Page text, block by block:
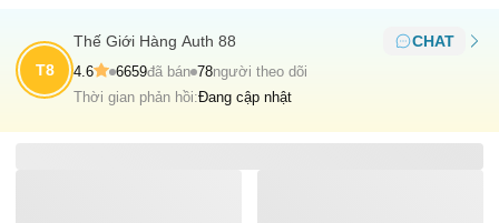
T8
Thế Giới Hàng Auth 88 CHAT
4.6 6659đã bán 78người theo dõi
Thời gian phản hồi:Đang cập nhật